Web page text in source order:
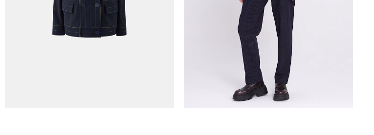
Предварительно на сайте через платежную систему Intellect Money.